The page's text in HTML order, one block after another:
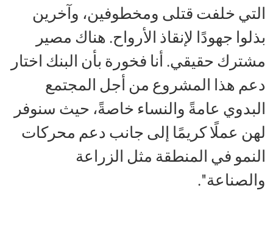
التي خلفت قتلى ومخطوفين، وآخرين
بذلوا جهودًا لإنقاذ الأرواح. هناك مصير
مشترك حقيقي. أنا فخورة بأن البنك اختار
دعم هذا المشروع من أجل المجتمع
البدوي عامةً والنساء خاصةً، حيث سنوفر
لهن عملًا كريمًا إلى جانب دعم محركات
النمو في المنطقة مثل الزراعة
والصناعة''.